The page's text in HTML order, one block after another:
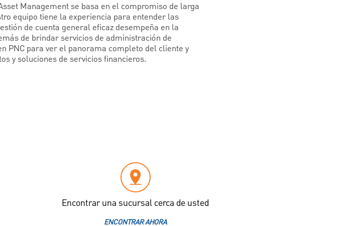
Management se basa en el compromiso de larga
equipo tiene la experiencia para entender las
de cuenta general eficaz desempeña en la
de brindar servicios de administración de
PNC para ver el panorama completo del cliente y
y soluciones de servicios financieros.
Encontrar una sucursal cerca de usted
ENCONTRAR AHORA